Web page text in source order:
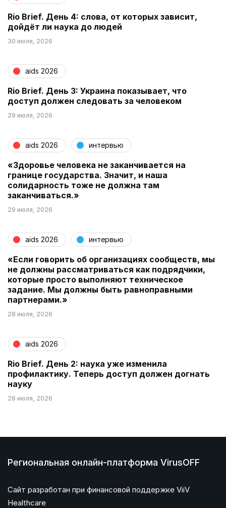
Rio Brief. День 4: слова, от которых зависит,
дойдёт ли наука до людей
30 июля, 2026
aids 2026
Rio Brief. День 3: Украина показывает, что
доступ должен следовать за человеком
29 июля, 2026
aids 2026 интервью
«Здоровье человека не заканчивается на
границе государства. Значит, и наша
солидарность тоже не должна там
заканчиваться.»
29 июля, 2026
aids 2026 интервью
«Если говорить об организациях сообществ, мы
не должны рассматриваться как подрядчики,
которые просто выполняют техническое
задание. Мы должны быть равноправными
партнерами.»
28 июля, 2026
aids 2026
Rio Brief. День 2: наука уже изменила
профилактику. Теперь доступ должен догнать
науку
28 июля, 2026
Региональная онлайн-платформа VirusOFF
Сайт разработан при финансовой поддержке ViiV
Healthcare